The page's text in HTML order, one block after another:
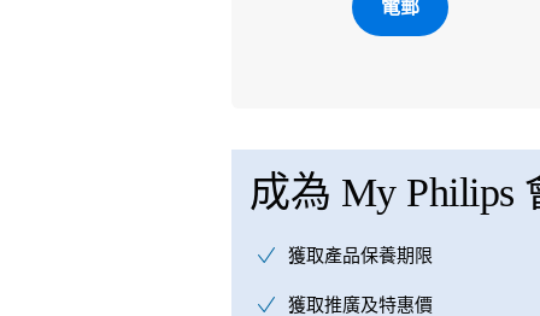
電郵
成為 My Philips
獲取產品保養期限
獲取推廣及特惠價